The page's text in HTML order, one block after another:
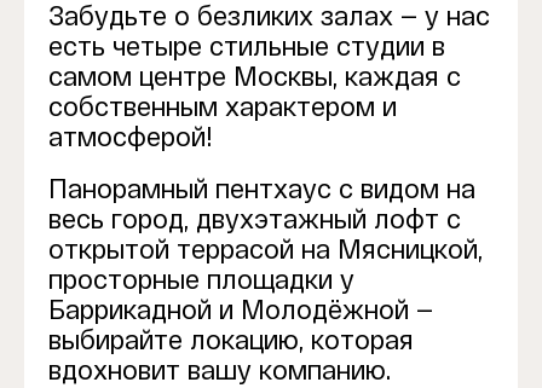
Забудьте о безликих залах — у нас
есть четыре стильные студии в
самом центре Москвы, каждая с
собственным характером и
атмосферой!
Панорамный пентхаус с видом на
весь город, двухэтажный лофт с
открытой террасой на Мясницкой,
просторные площадки у
Баррикадной и Молодёжной —
выбирайте локацию, которая
вдохновит вашу компанию.